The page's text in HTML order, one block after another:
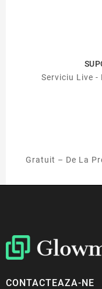
Serviciu Live -
Gratuit – De La
CONTACTEAZA-NE